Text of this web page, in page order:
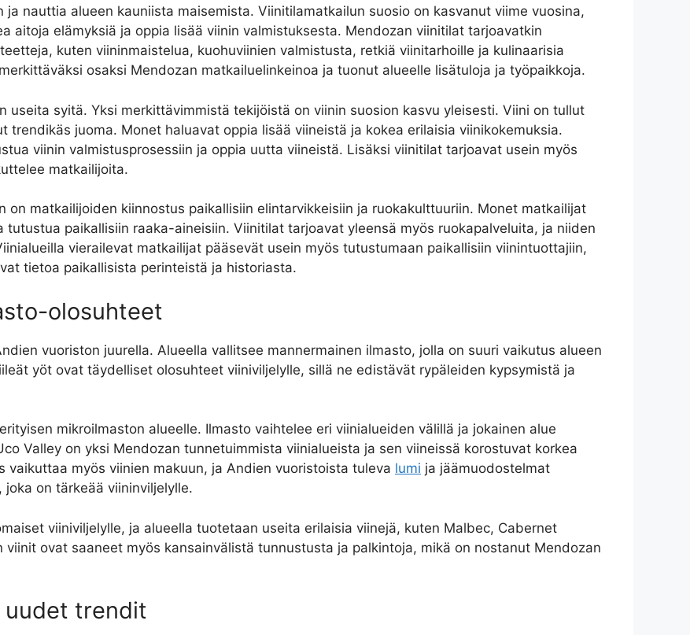
nauttia alueen kauniista maisemista. Viinitilamatkailun suosio on kasvanut viime vuosina,
aitoja elämyksiä ja oppia lisää viinin valmistuksesta. Mendozan viinitilat tarjoavatkin
kuten viininmaistelua, kuohuviinien valmistusta, retkiä viinitarhoille ja kulinaarisia
osaksi Mendozan matkailuelinkeinoa ja tuonut alueelle lisätuloja ja työpaikkoja.
useita syitä. Yksi merkittävimmistä tekijöistä on viinin suosion kasvu yleisesti. Viini on tullut
trendikäs juoma. Monet haluavat oppia lisää viineistä ja kokea erilaisia viinikokemuksia.
viinin valmistusprosessiin ja oppia uutta viineistä. Lisäksi viinitilat tarjoavat usein myös
matkailijoita.
on matkailijoiden kiinnostus paikallisiin elintarvikkeisiin ja ruokakulttuuriin. Monet matkailijat
paikallisiin raaka-aineisiin. Viinitilat tarjoavat yleensä myös ruokapalveluita, ja niiden
vierailevat matkailijat pääsevät usein myös tutustumaan paikallisiin viinintuottajiin,
tietoa paikallisista perinteistä ja historiasta.
olosuhteet
vuoriston juurella. Alueella vallitsee mannermainen ilmasto, jolla on suuri vaikutus alueen
yöt ovat täydelliset olosuhteet viiniviljelylle, sillä ne edistävät rypäleiden kypsymistä ja
mikroilmaston alueelle. Ilmasto vaihtelee eri viinialueiden välillä ja jokainen alue
Valley on yksi Mendozan tunnetuimmista viinialueista ja sen viineissä korostuvat korkea
vaikuttaa myös viinien makuun, ja Andien vuoristoista tuleva lumi ja jäämuodostelmat
on tärkeää viininviljelylle.
viiniviljelylle, ja alueella tuotetaan useita erilaisia viinejä, kuten Malbec, Cabernet
viinit ovat saaneet myös kansainvälistä tunnustusta ja palkintoja, mikä on nostanut Mendozan
uudet trendit